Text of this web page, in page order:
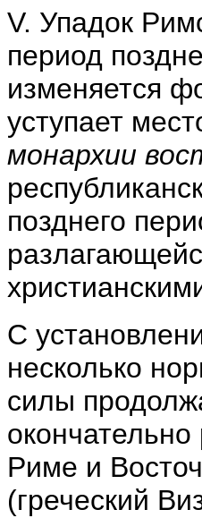
V. Упадок
период
изменяется
уступает
монархии
позднего
С
несколько
силы
Риме и
(греческий